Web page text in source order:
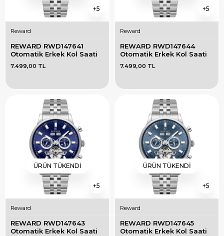
5
Reward
REWARD RWD147641
Otomatik Erkek Kol Saati
7.499,00 TL
5
Reward
REWARD RWD147644
Otomatik Erkek Kol Saati
7.499,00 TL
5
ÜRÜN TÜKENDI
Reward
REWARD RWD147643
Otomatik Erkek Kol Saati
5
ÜRÜN TÜKENDI
Reward
REWARD RWD147645
Otomatik Erkek Kol Saati